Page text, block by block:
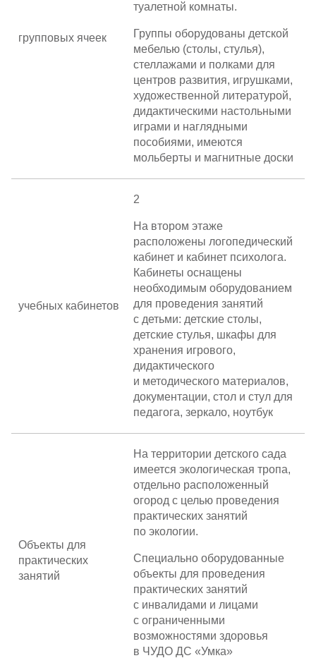
групповых ячеек
туалетной комнаты.
Группы оборудованы детской
мебелью (столы, стулья),
стеллажами и полками для
центров развития, игрушками,
художественной литературой,
дидактическими настольными
играми и наглядными
пособиями, имеются
мольберты и магнитные доски
учебных кабинетов
2
На втором этаже
расположены логопедический
кабинет и кабинет психолога.
Кабинеты оснащены
необходимым оборудованием
для проведения занятий
с детьми: детские столы,
детские стулья, шкафы для
хранения игрового,
дидактического
и методического материалов,
документации, стол и стул для
педагога, зеркало, ноутбук
Объекты для
практических
занятий
На территории детского сада
имеется экологическая тропа,
отдельно расположенный
огород с целью проведения
практических занятий
по экологии.
Специально оборудованные
объекты для проведения
практических занятий
с инвалидами и лицами
с ограниченными
возможностями здоровья
в ЧУДО ДС «Умка»